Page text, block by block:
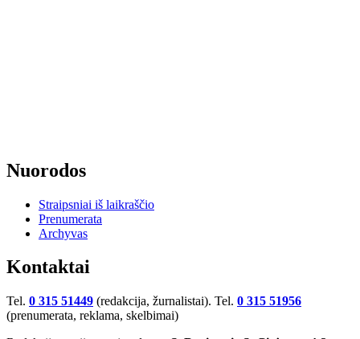
Nuorodos
Straipsniai iš laikraščio
Prenumerata
Archyvas
Kontaktai
Tel. 0 315 51449 (redakcija, žurnalistai). Tel. 0 315 51956
(prenumerata, reklama, skelbimai)